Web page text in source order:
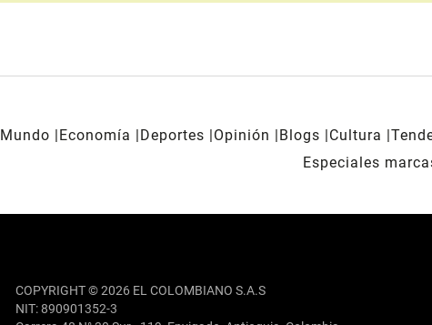
Mundo Economía Deportes Opinión Blogs Cultura
Especiales
COPYRIGHT © 2026 EL COLOMBIANO S.A.S
NIT: 890901352-3